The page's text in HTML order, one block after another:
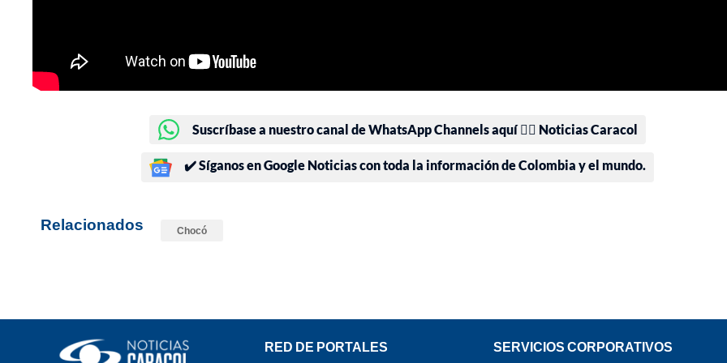
Suscríbase a nuestro canal de WhatsApp Channels aquí 👉🏻 Noticias Caracol
✔️ Síganos en Google Noticias con toda la información de Colombia y el mundo.
Relacionados Chocó
RED DE PORTALES SERVICIOS CORPORATIVOS